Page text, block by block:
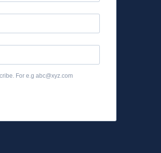
For e.g abc@xyz.com